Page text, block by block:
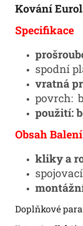
Kování
Specifikace
spodní
vratná
povrch:
použití:
Obsah Balení
kliky a
Doplňkové